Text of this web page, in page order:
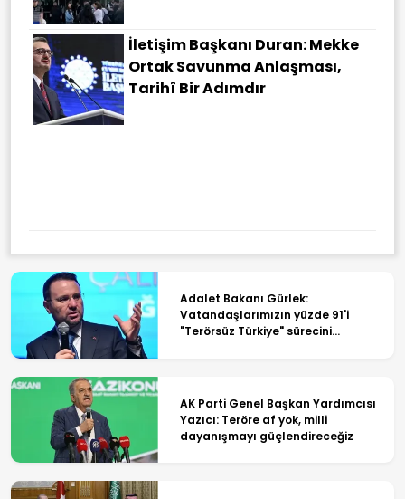
İletişim Başkanı Duran: Mekke
Ortak Savunma Anlaşması,
Tarihî Bir Adımdır
Adalet Bakanı Gürlek:
Vatandaşlarımızın yüzde 91'i
"Terörsüz Türkiye" sürecini
AK Parti Genel Başkan Yardımcısı
Yazıcı: Teröre af yok, milli
dayanışmayı güçlendireceğiz